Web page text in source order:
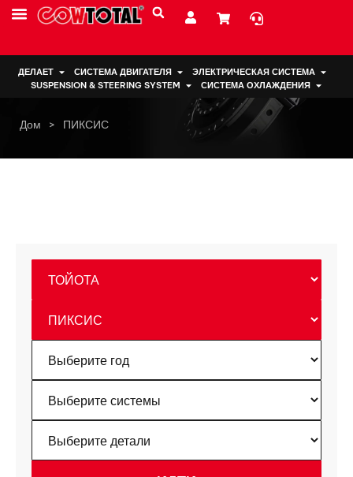
ДЕЛАЕТ СИСТЕМА ДВИГАТЕЛЯ
ЭЛЕКТРИЧЕСКАЯ СИСТЕМА
SUSPENSION & STEERING SYSTEM
СИСТЕМА ОХЛАЖДЕНИЯ
Дом > ПИКСИС